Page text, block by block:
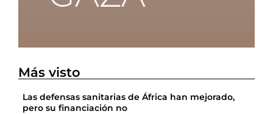
Más visto
Las defensas sanitarias de África han mejorado,
pero su financiación no